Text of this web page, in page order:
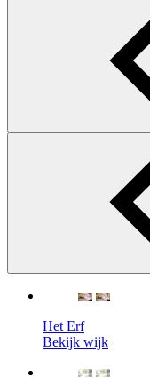
Het Erf
Bekijk wijk